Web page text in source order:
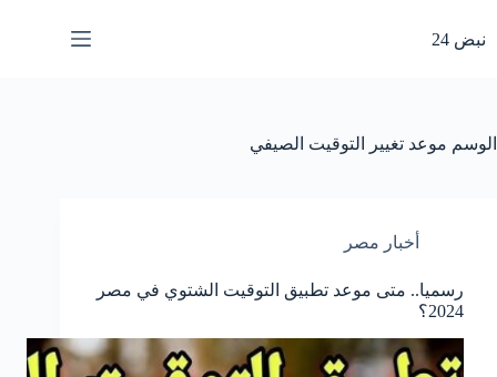
المحتوى
نبض 24
الوسم موعد تغيير التوقيت الصيفي
أخبار مصر
رسميا.. متى موعد تطبيق التوقيت الشتوي في مصر
2024؟